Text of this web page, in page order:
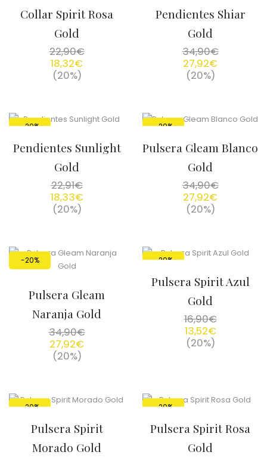
Collar Spirit Rosa
Gold
22,90€
18,32€
(20%)
Pendientes Shiar
Gold
34,90€
27,92€
(20%)
-20%
Pendientes Sunlight
Gold
22,91€
18,33€
(20%)
-20%
Pulsera Gleam Blanco
Gold
34,90€
27,92€
(20%)
-20%
Pulsera Gleam
Naranja Gold
34,90€
27,92€
(20%)
-20%
Pulsera Spirit Azul
Gold
16,90€
13,52€
(20%)
-20%
Pulsera Spirit
Morado Gold
-20%
Pulsera Spirit Rosa
Gold